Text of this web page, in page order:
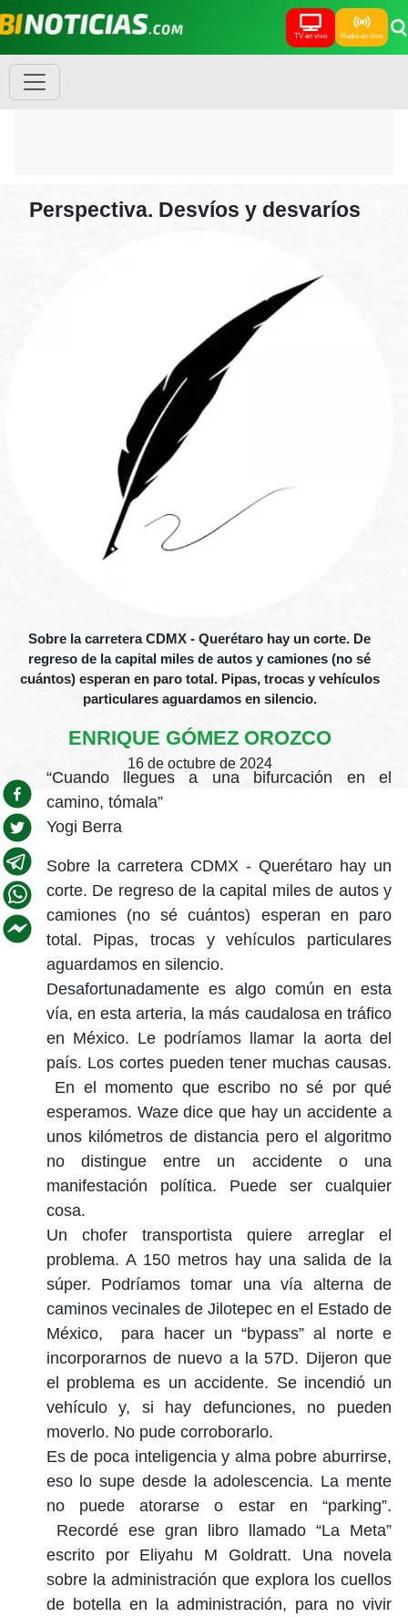
TV en vivo Radio en vivo
Perspectiva. Desvíos y desvaríos
Sobre la carretera CDMX - Querétaro hay un corte. De
regreso de la capital miles de autos y camiones (no sé
cuántos) esperan en paro total. Pipas, trocas y vehículos
particulares aguardamos en silencio.
ENRIQUE GÓMEZ OROZCO
16 de octubre de 2024
“Cuando llegues a una bifurcación en el
camino, tómala”
Yogi Berra
Sobre la carretera CDMX - Querétaro hay un
corte. De regreso de la capital miles de autos y
camiones (no sé cuántos) esperan en paro
total. Pipas, trocas y vehículos particulares
aguardamos en silencio.
Desafortunadamente es algo común en esta
vía, en esta arteria, la más caudalosa en tráfico
en México. Le podríamos llamar la aorta del
país. Los cortes pueden tener muchas causas.
En el momento que escribo no sé por qué
esperamos. Waze dice que hay un accidente a
unos kilómetros de distancia pero el algoritmo
no distingue entre un accidente o una
manifestación política. Puede ser cualquier
cosa.
Un chofer transportista quiere arreglar el
problema. A 150 metros hay una salida de la
súper. Podríamos tomar una vía alterna de
caminos vecinales de Jilotepec en el Estado de
México, para hacer un “bypass” al norte e
incorporarnos de nuevo a la 57D. Dijeron que
el problema es un accidente. Se incendió un
vehículo y, si hay defunciones, no pueden
moverlo. No pude corroborarlo.
Es de poca inteligencia y alma pobre aburrirse,
eso lo supe desde la adolescencia. La mente
no puede atorarse o estar en “parking”.
Recordé ese gran libro llamado “La Meta”
escrito por Eliyahu M Goldratt. Una novela
sobre la administración que explora los cuellos
de botella en la administración, para no vivir